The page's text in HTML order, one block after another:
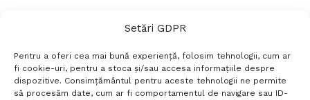
Setări GDPR
Pentru a oferi cea mai bună experiență, folosim tehnologii, cum ar
fi cookie-uri, pentru a stoca și/sau accesa informațiile despre
dispozitive. Consimțământul pentru aceste tehnologii ne permite
să procesăm date, cum ar fi comportamentul de navigare sau ID-